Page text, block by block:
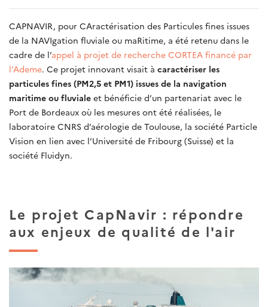
CAPNAVIR, pour CAractérisation des Particules fines issues
de la NAVIgation fluviale ou maRitime, a été retenu dans le
cadre de l’appel à projet de recherche CORTEA financé par
l’Ademe. Ce projet innovant visait à caractériser les
particules fines (PM2,5 et PM1) issues de la navigation
maritime ou fluviale et bénéficie d’un partenariat avec le
Port de Bordeaux où les mesures ont été réalisées, le
laboratoire CNRS d’aérologie de Toulouse, la société Particle
Vision en lien avec l’Université de Fribourg (Suisse) et la
société Fluidyn.
Le projet CapNavir : répondre
aux enjeux de qualité de l'air